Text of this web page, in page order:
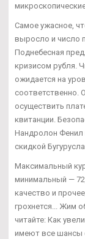
Самое ужасное,
выросло и число
Поднебесная
кризисом рубля.
ожидается на
соответственно.
осуществить
квитанции.
Нандролон Фенил
скидкой
Максимальный
минимальный —
качество и
грохнется... Жим
читайте: Как
имеют все шансы